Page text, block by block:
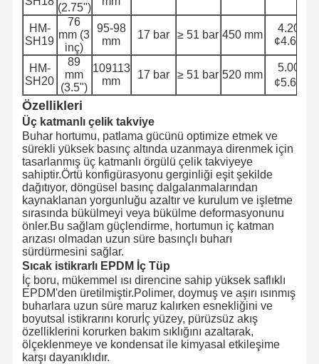
(2.75")
HM-
SH19
76
mm (3
inç)
95-98
mm
17 bar ≥ 51 bar 450 mm
4.20
¢4.60
HM-
SH20
89
mm
(3.5")
109113
mm
17 bar ≥ 51 bar 520 mm
5.00
¢5.60
Özellikleri
Üç katmanlı çelik takviye
Buhar hortumu, patlama gücünü optimize etmek ve
sürekli yüksek basınç altında uzanmaya direnmek için
tasarlanmış üç katmanlı örgülü çelik takviyeye
sahiptir.Örtü konfigürasyonu gerginliği eşit şekilde
dağıtıyor, döngüsel basınç dalgalanmalarından
kaynaklanan yorgunluğu azaltır ve kurulum ve işletme
sırasında bükülmeyi veya bükülme deformasyonunu
önler.Bu sağlam güçlendirme, hortumun iç katman
arızası olmadan uzun süre basınçlı buharı
sürdürmesini sağlar.
Sıcak istikrarlı EPDM İç Tüp
İç boru, mükemmel ısı direncine sahip yüksek saflıklı
EPDM'den üretilmiştir.Polimer, doymuş ve aşırı ısınmış
buharlara uzun süre maruz kalırken esnekliğini ve
boyutsal istikrarını korurİç yüzey, pürüzsüz akış
özelliklerini korurken bakım sıklığını azaltarak,
ölçeklenmeye ve kondensat ile kimyasal etkileşime
karşı dayanıklıdır.